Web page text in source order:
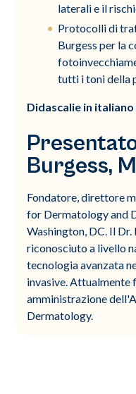
laterali e il
Protocolli di
Burgess per la
tutti i toni della
Didascalie in italiano
Burgess,
Fondatore, direttore
for Dermatology and
Washington, DC. Il Dr.
riconosciuto a livello
tecnologia avanzata
invasive. Attualmente
amministrazione
Dermatology.